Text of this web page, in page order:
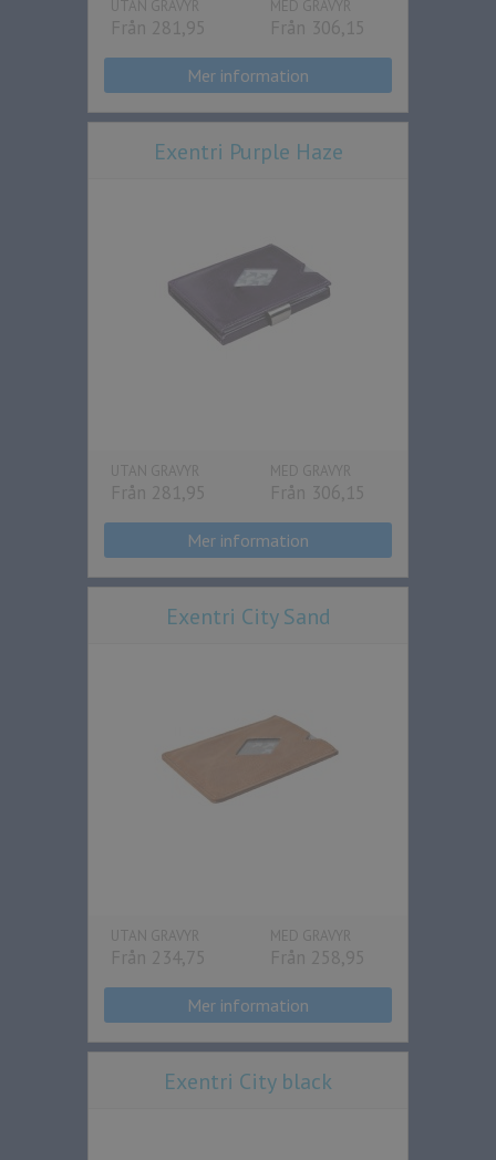
UTAN GRAVYR
Från 281,95
MED GRAVYR
Från 306,15
Mer information
Exentri Purple Haze
UTAN GRAVYR
Från 281,95
MED GRAVYR
Från 306,15
Mer information
Exentri City Sand
UTAN GRAVYR
Från 234,75
MED GRAVYR
Från 258,95
Mer information
Exentri City black